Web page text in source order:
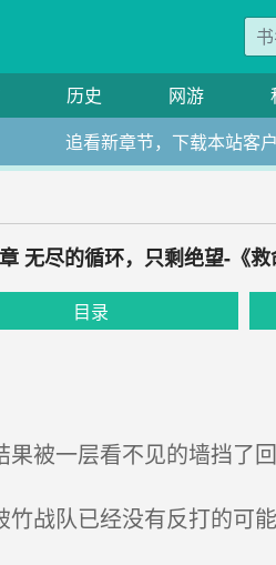
历史 网游
追看新章节，下载本站客
无尽的循环，只剩绝望-《
目录
被一层看不见的墙挡了回
战队已经没有反打的可